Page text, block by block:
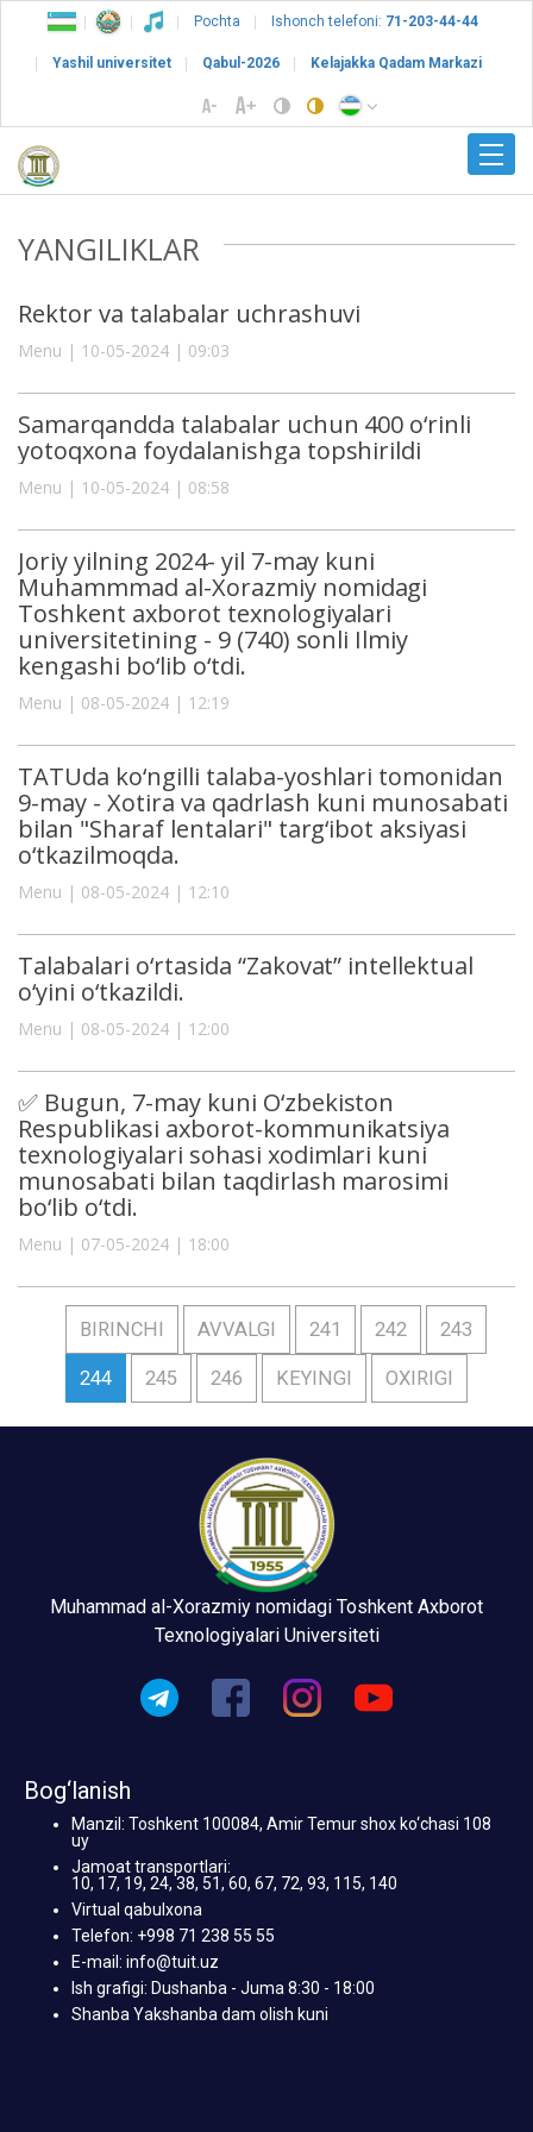
Pochta Ishonch telefoni: 71-203-44-44
Yashil universitet Qabul-2026 Kelajakka Qadam Markazi
YANGILIKLAR
Rektor va talabalar uchrashuvi
Menu | 10-05-2024 | 09:03
Samarqandda talabalar uchun 400 o‘rinli
yotoqxona foydalanishga topshirildi
Menu | 10-05-2024 | 08:58
Joriy yilning 2024- yil 7-may kuni
Muhammmad al-Xorazmiy nomidagi
Toshkent axborot texnologiyalari
universitetining - 9 (740) sonli Ilmiy
kengashi bo‘lib o‘tdi.
Menu | 08-05-2024 | 12:19
TATUda ko‘ngilli talaba-yoshlari tomonidan
9-may - Xotira va qadrlash kuni munosabati
bilan "Sharaf lentalari" targ‘ibot aksiyasi
o‘tkazilmoqda.
Menu | 08-05-2024 | 12:10
Talabalari o‘rtasida “Zakovat” intellektual
o‘yini o‘tkazildi.
Menu | 08-05-2024 | 12:00
✅ Bugun, 7-may kuni O‘zbekiston
Respublikasi axborot-kommunikatsiya
texnologiyalari sohasi xodimlari kuni
munosabati bilan taqdirlash marosimi
bo‘lib o‘tdi.
Menu | 07-05-2024 | 18:00
BIRINCHI AVVALGI 241 242 243
244 245 246 KEYINGI OXIRIGI
Muhammad al-Xorazmiy nomidagi Toshkent Axborot
Texnologiyalari Universiteti
Bog‘lanish
Manzil: Toshkent 100084, Amir Temur shox ko‘chasi 108
uy
Jamoat transportlari:
10, 17, 19, 24, 38, 51, 60, 67, 72, 93, 115, 140
Virtual qabulxona
Telefon: +998 71 238 55 55
E-mail: info@tuit.uz
Ish grafigi: Dushanba - Juma 8:30 - 18:00
Shanba Yakshanba dam olish kuni